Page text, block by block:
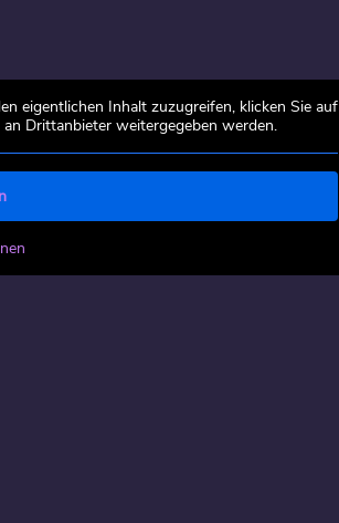
eigentlichen Inhalt zuzugreifen, klicken Sie auf
Drittanbieter weitergegeben werden.